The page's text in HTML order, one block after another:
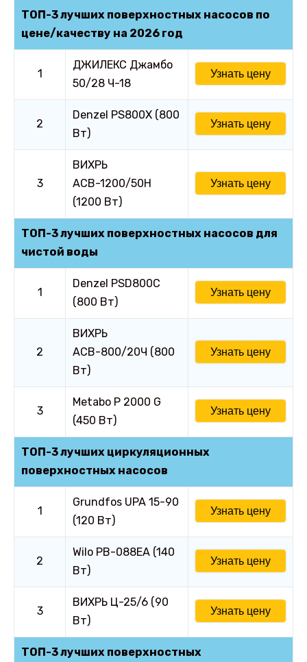
ТОП-3 лучших поверхностных насосов по
цене/качеству на 2026 год
1
ДЖИЛЕКС Джамбо
50/28 Ч-18
Узнать цену
2
Denzel PS800X (800
Вт)
Узнать цену
3
ВИХРЬ
АСВ-1200/50Н
(1200 Вт)
Узнать цену
ТОП-3 лучших поверхностных насосов для
чистой воды
1
Denzel PSD800C
(800 Вт)
Узнать цену
2
ВИХРЬ
АСВ-800/20Ч (800
Вт)
Узнать цену
3
Metabo P 2000 G
(450 Вт)
Узнать цену
ТОП-3 лучших циркуляционных
поверхностных насосов
1
Grundfos UPA 15-90
(120 Вт)
Узнать цену
2
Wilo PB-088EA (140
Вт)
Узнать цену
3
ВИХРЬ Ц-25/6 (90
Вт)
Узнать цену
ТОП-3 лучших поверхностных